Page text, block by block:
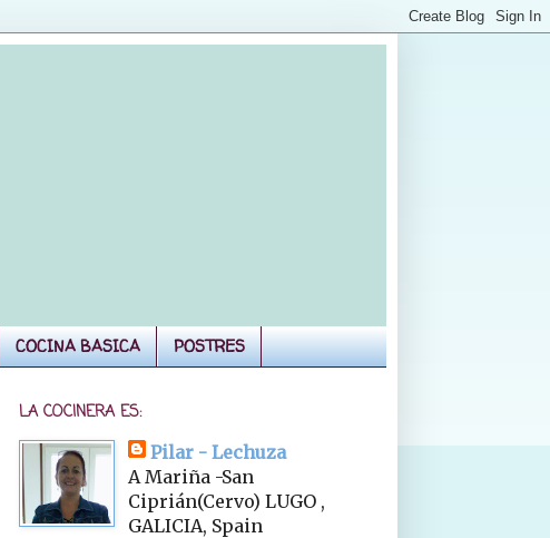
COCINA BASICA POSTRES
LA COCINERA ES:
Pilar - Lechuza
A Mariña -San
Ciprián(Cervo) LUGO ,
GALICIA, Spain